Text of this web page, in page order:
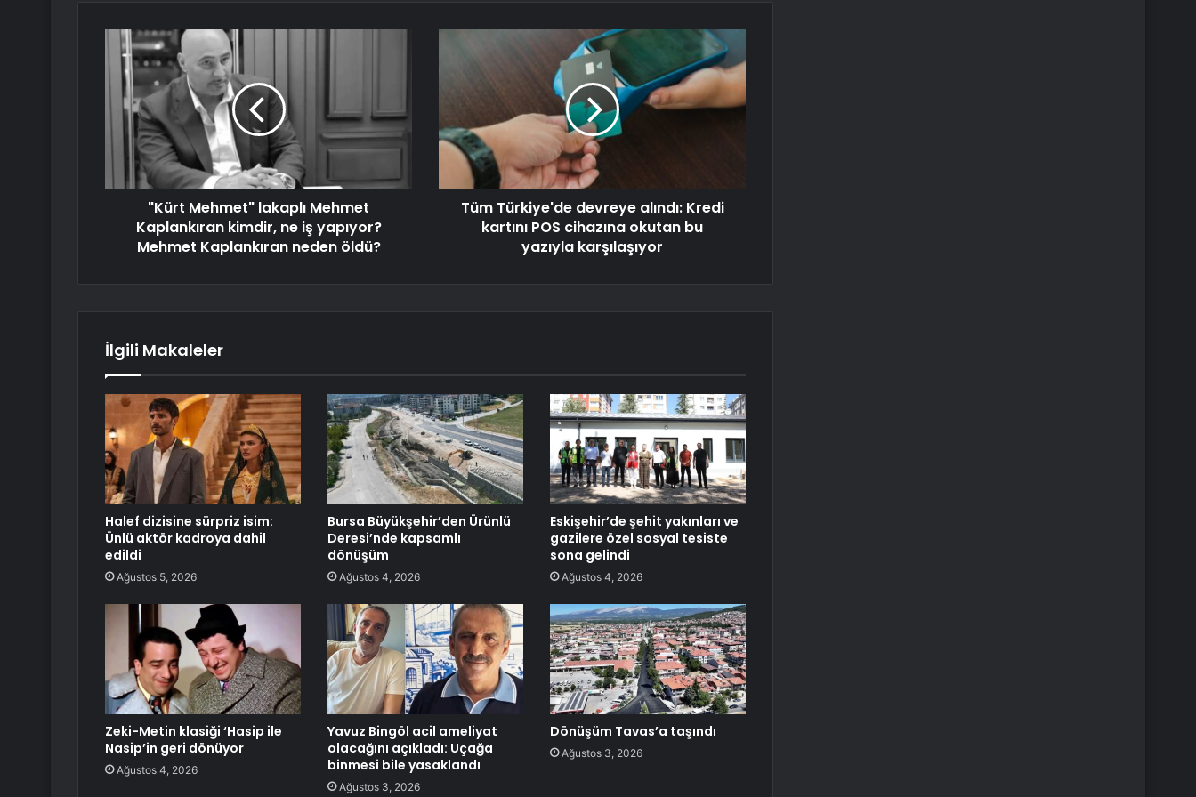
"Kürt Mehmet" lakaplı Mehmet
Kaplankıran kimdir, ne iş yapıyor?
Mehmet Kaplankıran neden öldü?
Tüm Türkiye'de devreye alındı: Kredi
kartını POS cihazına okutan bu
yazıyla karşılaşıyor
İlgili Makaleler
Halef dizisine sürpriz isim:
Ünlü aktör kadroya dahil
edildi
Ağustos 5, 2026
Bursa Büyükşehir’den Ürünlü
Deresi’nde kapsamlı
dönüşüm
Ağustos 4, 2026
Eskişehir’de şehit yakınları ve
gazilere özel sosyal tesiste
sona gelindi
Ağustos 4, 2026
Zeki-Metin klasiği ‘Hasip ile
Nasip’in geri dönüyor
Ağustos 4, 2026
Yavuz Bingöl acil ameliyat
olacağını açıkladı: Uçağa
binmesi bile yasaklandı
Ağustos 3, 2026
Dönüşüm Tavas’a taşındı
Ağustos 3, 2026